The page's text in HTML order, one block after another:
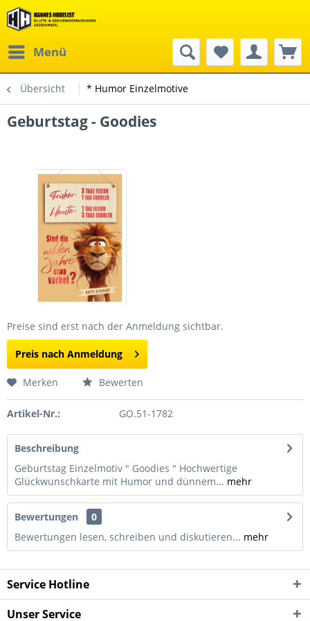
Menü
Übersicht * Humor Einzelmotive
Geburtstag - Goodies
Preise sind erst nach der Anmeldung sichtbar.
Preis nach Anmeldung
Merken Bewerten
Artikel-Nr.: GO.51-1782
Beschreibung
Geburtstag Einzelmotiv " Goodies " Hochwertige
Glückwunschkarte mit Humor und dünnem... mehr
Bewertungen
0
Bewertungen lesen, schreiben und diskutieren... mehr
Service Hotline
Unser Service